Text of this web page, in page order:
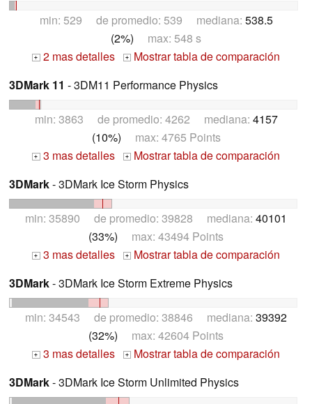
min: 529 de promedio: 539 mediana: 538.5
(2%) max: 548 s
+ 2 mas detalles +
Mostrar tabla de comparación
3DMark 11 - 3DM11 Performance Physics
min: 3863 de promedio: 4262 mediana: 4157
(10%) max: 4765 Points
+ 3 mas detalles +
Mostrar tabla de comparación
3DMark- 3DMark Ice Storm Physics
min: 35890 de promedio: 39828 mediana: 40101
(33%) max: 43494 Points
+ 3 mas detalles +
Mostrar tabla de comparación
3DMark- 3DMark Ice Storm Extreme Physics
min: 34543 de promedio: 38846 mediana: 39392
(32%) max: 42604 Points
+ 3 mas detalles +
Mostrar tabla de comparación
3DMark- 3DMark Ice Storm Unlimited Physics